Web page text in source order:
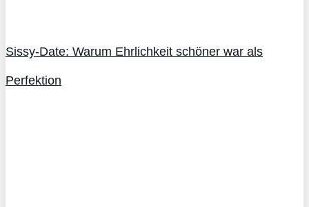
Sissy-Date: Warum Ehrlichkeit schöner war als
Perfektion